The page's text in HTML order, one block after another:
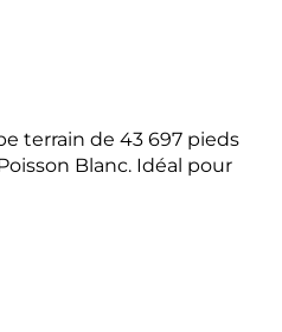
terrain de 43 697 pieds
Blanc. Idéal pour